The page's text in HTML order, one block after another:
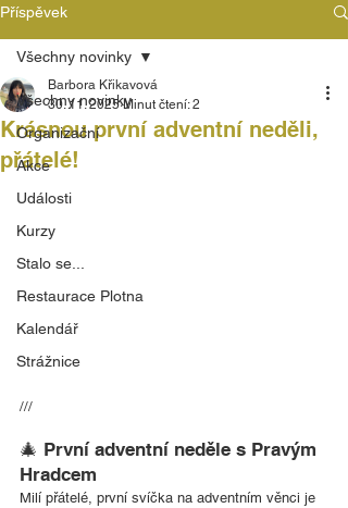
Příspěvek
Všechny novinky
Organizační
Akce
Události
Kurzy
Stalo se...
Restaurace Plotna
Kalendář
Strážnice
Všechny novinky
Krásnou první adventní neděli,
přátelé!
Barbora Křikavová
30. 11. 2025 Minut čtení: 2
///
🎄 První adventní neděle s Pravým
Hradcem
Milí přátelé, první svíčka na adventním věnci je